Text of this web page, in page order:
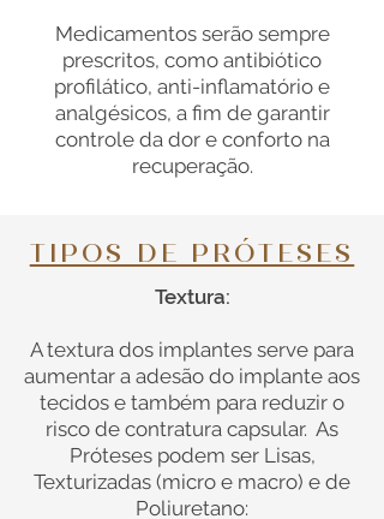
TIPOS DE PRÓTESES
Textura:
A textura dos implantes serve para
aumentar a adesão do implante aos
tecidos e também para reduzir o
risco de contratura capsular. ​ As
Próteses podem ser Lisas,
Texturizadas (micro e macro) e de
Poliuretano:
Medicamentos serão sempre
prescritos, como antibiótico
profilático, anti-inflamatório e
analgésicos, a fim de garantir
controle da dor e conforto na
recuperação.